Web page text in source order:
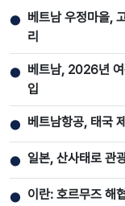
● 베트남 우정마을,
리
● 베트남, 2026년 여
입
● 베트남항공, 태국
● 일본, 산사태로 관
● 이란: 호르무즈 해